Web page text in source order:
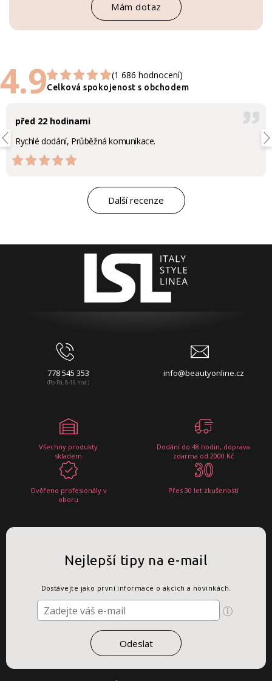
Mám dotaz
4.9 (1 686 hodnocení)
Celková spokojenost s obchodem
před 22 hodinami
Rychlé dodání, Průběžná komunikace.
Další recenze
778 545 353
(Po-Pá, 8-16 hod.)
info@beautyonline.cz
Všechny produkty
skladem
Dodání do 48 hodin, doprava
zdarma od 2000 Kč
Ověřeno profesionály v
oboru
Přes 30 let zkušeností
Nejlepší tipy na e-mail
Dostávejte jako první informace o akcích a novinkách.